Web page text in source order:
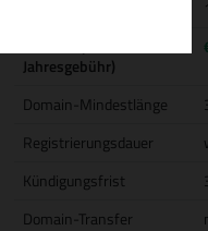
Jahresgebühr)
Domain-Mindestlänge
Registrierungsdauer
Kündigungsfrist
Domain-Transfer